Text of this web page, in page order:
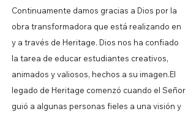
Continuamente damos gracias a Dios por la
obra transformadora que está realizando en
y a través de Heritage. Dios nos ha confiado
la tarea de educar estudiantes creativos,
animados y valiosos, hechos a su imagen.El
legado de Heritage comenzó cuando el Señor
guió a algunas personas fieles a una visión y